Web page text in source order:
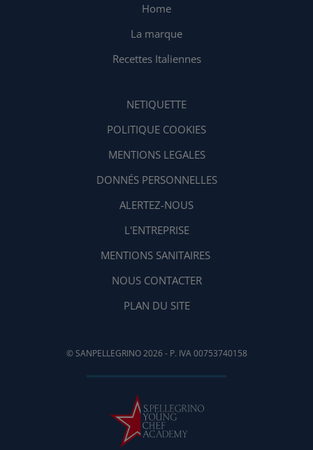
Home
La marque
Recettes Italiennes
NETIQUETTE
POLITIQUE COOKIES
MENTIONS LEGALES
DONNÉS PERSONNELLES
ALERTEZ-NOUS
L'ENTREPRISE
MENTIONS SANITAIRES
NOUS CONTACTER
PLAN DU SITE
© SANPELLEGRINO 2026 - P. IVA 00753740158